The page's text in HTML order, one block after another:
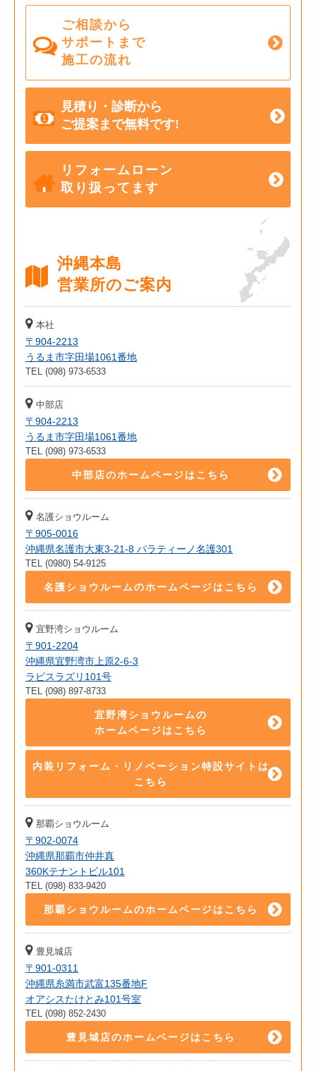
ご相談から
サポートまで
施工の流れ
見積り・診断から
ご提案まで無料です!
リフォームローン
取り扱ってます
沖縄本島
営業所のご案内
本社
〒904-2213
うるま市字田場1061番地
TEL (098) 973-6533
中部店
〒904-2213
うるま市字田場1061番地
TEL (098) 973-6533
中部店のホームページはこちら
名護ショウルーム
〒905-0016
沖縄県名護市大東3-21-8 パラティーノ名護301
TEL (0980) 54-9125
名護ショウルームのホームページはこちら
宜野湾ショウルーム
〒901-2204
沖縄県宜野湾市上原2-6-3
ラピスラズリ101号
TEL (098) 897-8733
宜野湾ショウルームの
ホームページはこちら
内装リフォーム・リノベーション特設サイトは
こちら
那覇ショウルーム
〒902-0074
沖縄県那覇市仲井真
360Kテナントビル101
TEL (098) 833-9420
那覇ショウルームのホームページはこちら
豊見城店
〒901-0311
沖縄県糸満市武富135番地F
オアシスたけとみ101号室
TEL (098) 852-2430
豊見城店のホームページはこちら